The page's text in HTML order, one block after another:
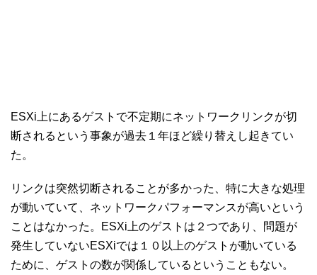
ESXi上にあるゲストで不定期にネットワークリンクが切
断されるという事象が過去１年ほど繰り替えし起きてい
た。
リンクは突然切断されることが多かった、特に大きな処理
が動いていて、ネットワークパフォーマンスが高いという
ことはなかった。ESXi上のゲストは２つであり、問題が
発生していないESXiでは１０以上のゲストが動いている
ために、ゲストの数が関係しているということもない。